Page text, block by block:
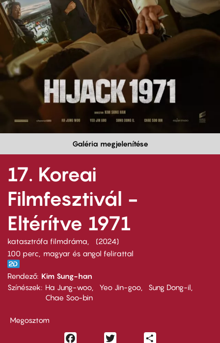
Galéria megjelenítése
17. Koreai
Filmfesztivál -
Eltérítve 1971
katasztrófa filmdráma
2024
100 perc,
magyar és angol felirattal
Rendező Kim Sung-han
Színészek
Ha Jung-woo Yeo Jin-goo
Sung Dong-il
Chae Soo-bin
Megosztom
Facebook